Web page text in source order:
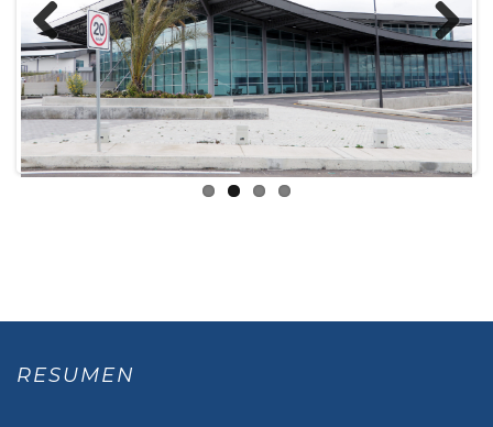
Previous Next
RESUMEN